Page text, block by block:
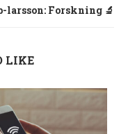
larsson: Forskning 🔬
LIKE